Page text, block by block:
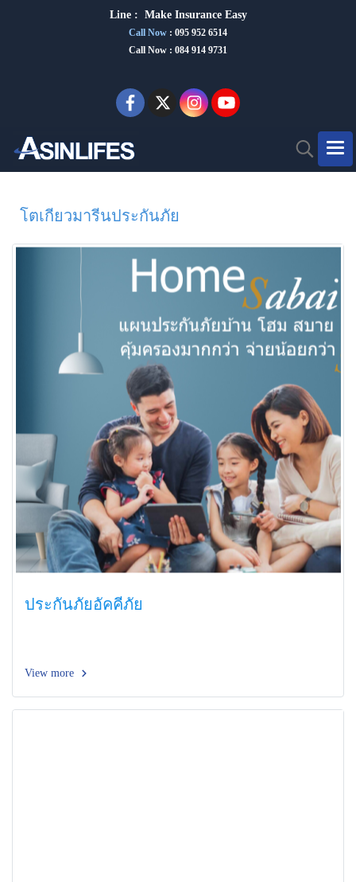
Line : Make Insurance Easy
Call Now : 095 952 6514
Call Now : 084 914 9731
โตเกียวมารีนประกันภัย
ประกันภัยอัคคีภัย
View more